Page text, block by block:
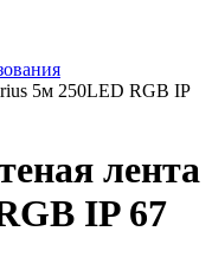
5м 250LED RGB IP
лента
IP 67